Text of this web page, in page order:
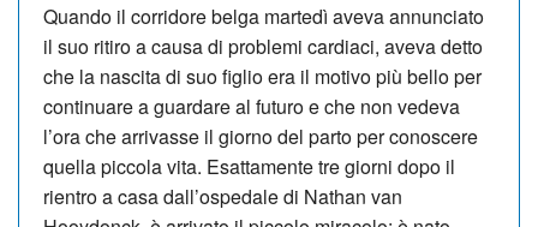
Quando il corridore belga martedì aveva annunciato
il suo ritiro a causa di problemi cardiaci, aveva detto
che la nascita di suo figlio era il motivo più bello per
continuare a guardare al futuro e che non vedeva
l’ora che arrivasse il giorno del parto per conoscere
quella piccola vita. Esattamente tre giorni dopo il
rientro a casa dall’ospedale di Nathan van